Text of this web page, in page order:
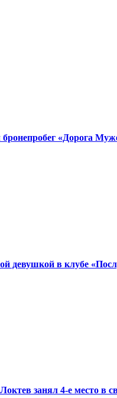
«Дорога
девушкой в клубе
занял 4-е место в